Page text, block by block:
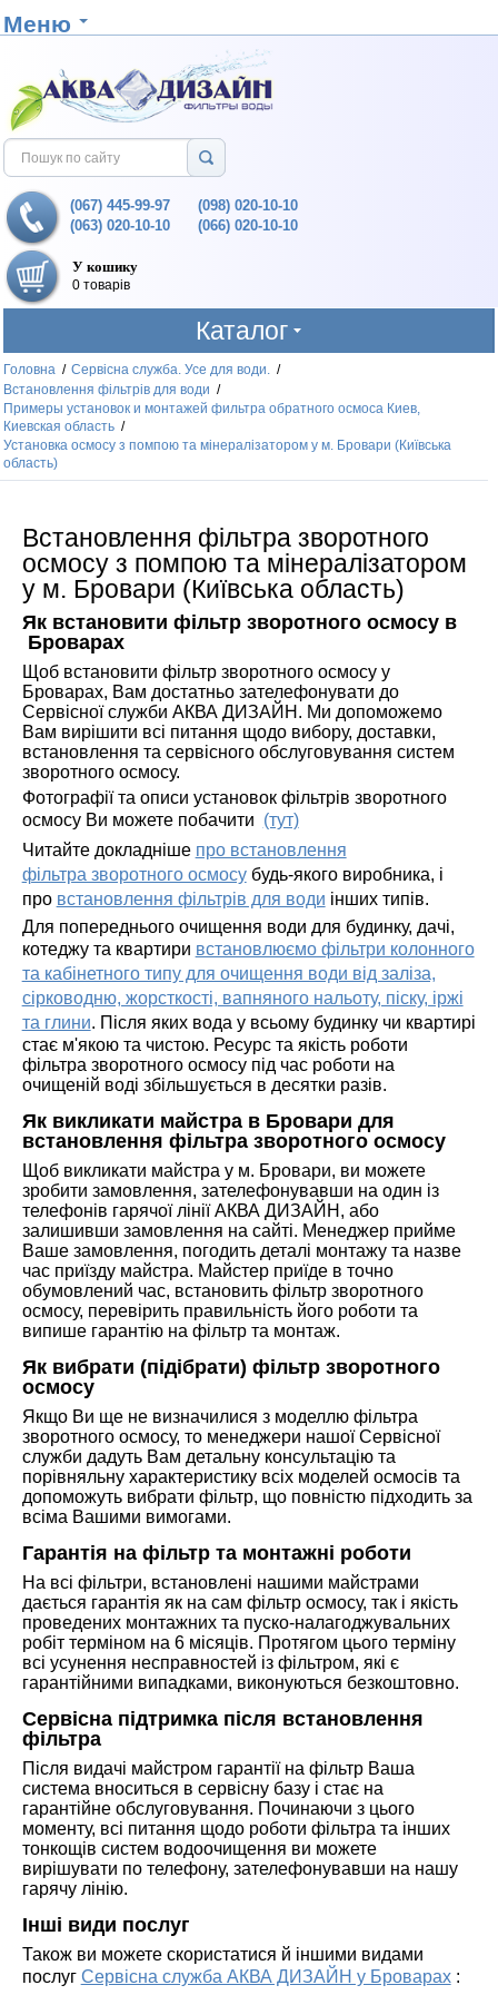
Меню
(067) 445-99-97
(063) 020-10-10
(098) 020-10-10
(066) 020-10-10
У кошику
0 товарів
Каталог
Головна / Сервісна служба. Усе для води. /
Встановлення фільтрів для води /
Примеры установок и монтажей фильтра обратного осмоса Киев,
Киевская область /
Установка осмосу з помпою та мінералізатором у м. Бровари (Київська
область)
Встановлення фільтра зворотного
осмосу з помпою та мінералізатором
у м. Бровари (Київська область)
Як встановити фільтр зворотного осмосу в
Броварах
Щоб встановити фільтр зворотного осмосу у
Броварах, Вам достатньо зателефонувати до
Сервісної служби АКВА ДИЗАЙН. Ми допоможемо
Вам вирішити всі питання щодо вибору, доставки,
встановлення та сервісного обслуговування систем
зворотного осмосу.
Фотографії та описи установок фільтрів зворотного
осмосу Ви можете побачити (тут)
Читайте докладніше про встановлення
фільтра зворотного осмосубудь-якого виробника, і
про встановлення фільтрів для води інших типів.
Для попереднього очищення води для будинку, дачі,
котеджу та квартири встановлюємо фільтри колонного
та кабінетного типу для очищення води від заліза,
сірководню, жорсткості, вапняного нальоту, піску, іржі
та глини. Після яких вода у всьому будинку чи квартирі
стає м'якою та чистою. Ресурс та якість роботи
фільтра зворотного осмосу під час роботи на
очищеній воді збільшується в десятки разів.
Як викликати майстра в Бровари для
встановлення фільтра зворотного осмосу
Щоб викликати майстра у м. Бровари, ви можете
зробити замовлення, зателефонувавши на один із
телефонів гарячої лінії АКВА ДИЗАЙН, або
залишивши замовлення на сайті. Менеджер прийме
Ваше замовлення, погодить деталі монтажу та назве
час приїзду майстра. Майстер приїде в точно
обумовлений час, встановить фільтр зворотного
осмосу, перевірить правильність його роботи та
випише гарантію на фільтр та монтаж.
Як вибрати (підібрати) фільтр зворотного
осмосу
Якщо Ви ще не визначилися з моделлю фільтра
зворотного осмосу, то менеджери нашої Сервісної
служби дадуть Вам детальну консультацію та
порівняльну характеристику всіх моделей осмосів та
допоможуть вибрати фільтр, що повністю підходить за
всіма Вашими вимогами.
Гарантія на фільтр та монтажні роботи
На всі фільтри, встановлені нашими майстрами
дається гарантія як на сам фільтр осмосу, так і якість
проведених монтажних та пуско-налагоджувальних
робіт терміном на 6 місяців. Протягом цього терміну
всі усунення несправностей із фільтром, які є
гарантійними випадками, виконуються безкоштовно.
Сервісна підтримка після встановлення
фільтра
Після видачі майстром гарантії на фільтр Ваша
система вноситься в сервісну базу і стає на
гарантійне обслуговування. Починаючи з цього
моменту, всі питання щодо роботи фільтра та інших
тонкощів систем водоочищення ви можете
вирішувати по телефону, зателефонувавши на нашу
гарячу лінію.
Інші види послуг
Також ви можете скористатися й іншими видами
послуг Сервісна служба АКВА ДИЗАЙН у Броварах: